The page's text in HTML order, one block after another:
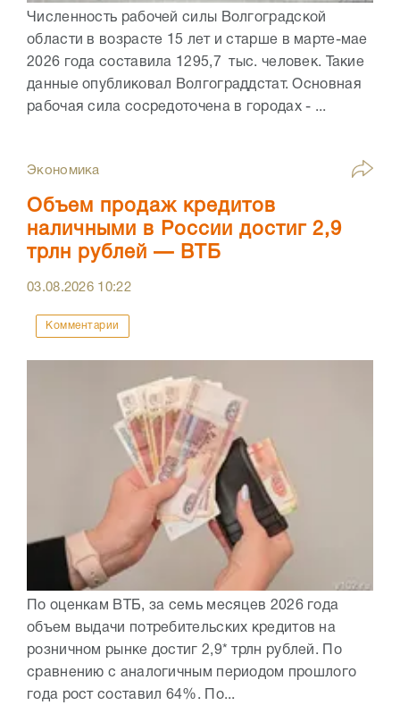
Численность рабочей силы Волгоградской
области в возрасте 15 лет и старше в марте-мае
2026 года составила 1295,7 тыс. человек. Такие
данные опубликовал Волгограддстат. Основная
рабочая сила сосредоточена в городах - ...
Экономика
Объем продаж кредитов
наличными в России достиг 2,9
трлн рублей — ВТБ
03.08.2026 10:22
Комментарии
По оценкам ВТБ, за семь месяцев 2026 года
объем выдачи потребительских кредитов на
розничном рынке достиг 2,9* трлн рублей. По
сравнению с аналогичным периодом прошлого
года рост составил 64%. По...